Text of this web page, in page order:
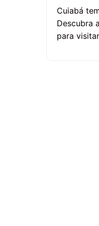
Cuiabá
Descubra
para